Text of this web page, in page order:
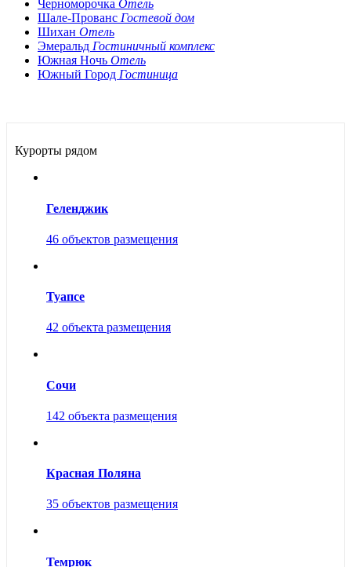
Черноморочка Отель
Шале-Прованс Гостевой дом
Шихан Отель
Эмеральд Гостиничный комплекс
Южная Ночь Отель
Южный Город Гостиница
Курорты рядом
Геленджик
46 объектов размещения
Туапсе
42 объекта размещения
Сочи
142 объекта размещения
Красная Поляна
35 объектов размещения
Темрюк